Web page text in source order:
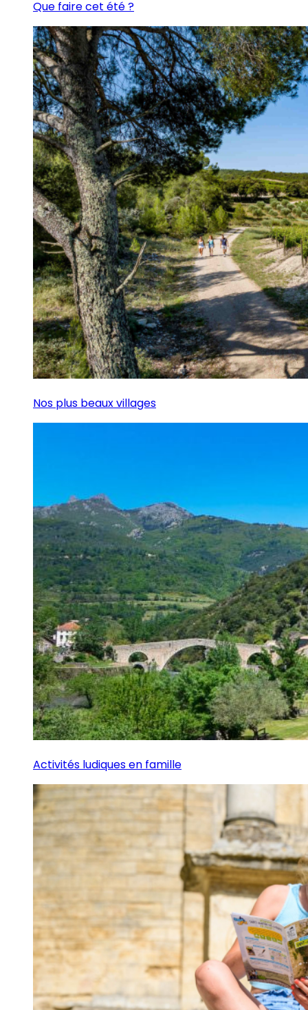
Que faire cet été ?
Nos plus beaux villages
Activités ludiques en famille